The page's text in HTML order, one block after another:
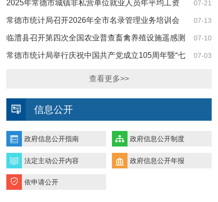
大）会议 07-21
2025年常德市城镇非私营单位就业人员年平均工资
87374元 07-13
常德市统计局召开2026年全市名录管理业务培训会
07-10
临澧县召开第四次全国农业普查畜禽养殖设施遥感测
量实地调查培训会 07-03
常德市统计局举行庆祝中国共产党成立105周年暨“七
查看更多>>
信息公开
政府信息公开指南 政府信息公开制度
法定主动公开内容 政府信息公开年报
依申请公开